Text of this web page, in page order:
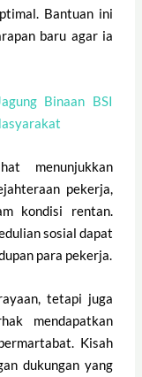
Bantuan ini
baru agar ia
Binaan BSI
menunjukkan
pekerja,
kondisi rentan.
sosial dapat
para pekerja.
tetapi juga
mendapatkan
Kisah
dukungan yang